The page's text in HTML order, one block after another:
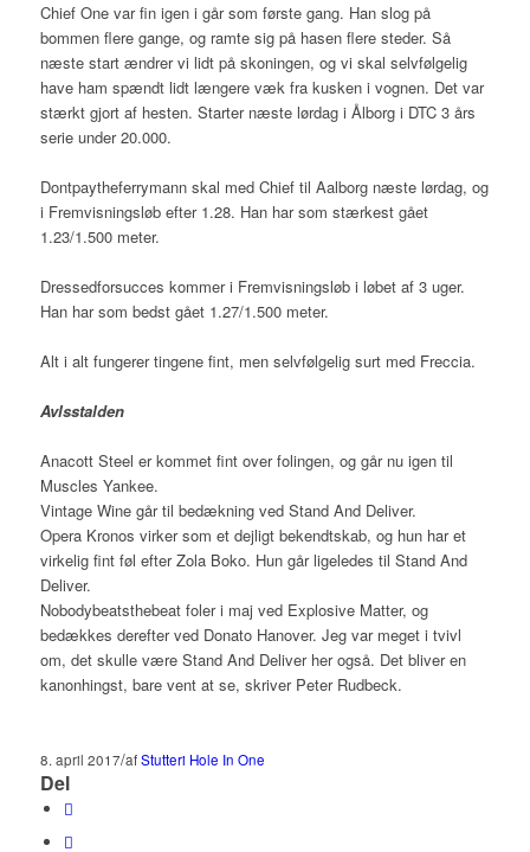
Chief One var fin igen i går som første gang. Han slog på
bommen flere gange, og ramte sig på hasen flere steder. Så
næste start ændrer vi lidt på skoningen, og vi skal selvfølgelig
have ham spændt lidt længere væk fra kusken i vognen. Det var
stærkt gjort af hesten. Starter næste lørdag i Ålborg i DTC 3 års
serie under 20.000.
Dontpaytheferrymann skal med Chief til Aalborg næste lørdag, og
i Fremvisningsløb efter 1.28. Han har som stærkest gået
1.23/1.500 meter.
Dressedforsucces kommer i Fremvisningsløb i løbet af 3 uger.
Han har som bedst gået 1.27/1.500 meter.
Alt i alt fungerer tingene fint, men selvfølgelig surt med Freccia.
Avlsstalden
Anacott Steel er kommet fint over folingen, og går nu igen til
Muscles Yankee.
Vintage Wine går til bedækning ved Stand And Deliver.
Opera Kronos virker som et dejligt bekendtskab, og hun har et
virkelig fint føl efter Zola Boko. Hun går ligeledes til Stand And
Deliver.
Nobodybeatsthebeat foler i maj ved Explosive Matter, og
bedækkes derefter ved Donato Hanover. Jeg var meget i tvivl
om, det skulle være Stand And Deliver her også. Det bliver en
kanonhingst, bare vent at se, skriver Peter Rudbeck.
8. april 2017/afStutteri Hole In One
Del